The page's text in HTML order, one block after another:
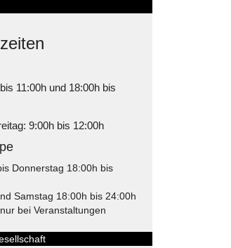
11:00h und 18:00h bis
9:00h bis 12:00h
Donnerstag 18:00h bis
Samstag 18:00h bis 24:00h
bei Veranstaltungen